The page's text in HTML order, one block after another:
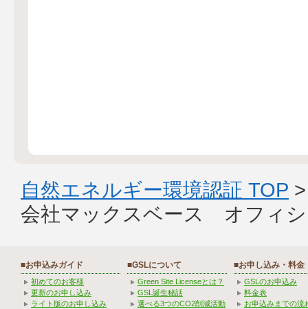
自然エネルギー環境認証 TOP
会社マックスベース オフィ
■お申込みガイド
初めてのお客様
更新のお申し込み
ライト版のお申し込み
■GSLについて
Green Site Licenseとは？
GSL誕生秘話
選べる3つのCO2削減活動
■お申し込み・料金
GSLのお申込み
料金表
お申込みまでの流